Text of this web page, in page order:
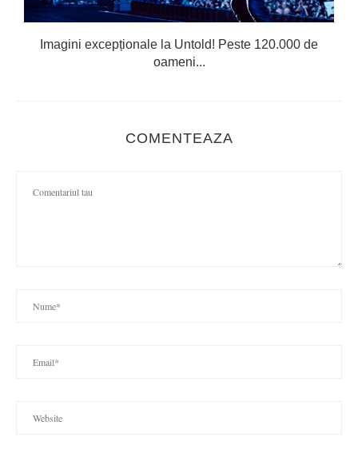
Imagini excepționale la Untold! Peste 120.000 de
oameni...
COMENTEAZA